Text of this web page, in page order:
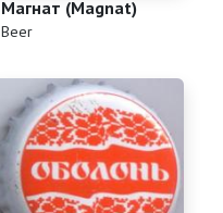
Магнат (Magnat)
(Beer)